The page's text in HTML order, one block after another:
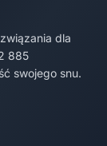
dla
885
swojego snu.